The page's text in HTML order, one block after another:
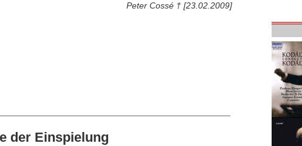
Peter Cossé † [23.02.2009]
der Einspielung